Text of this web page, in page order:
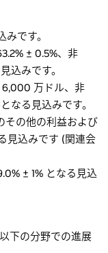
です。
± 0.5%、非
込みです。
6,000 万ドル、非
なる見込みです。
その他の利益および
見込みです (関連会
± 1% となる見込
下の分野での進展